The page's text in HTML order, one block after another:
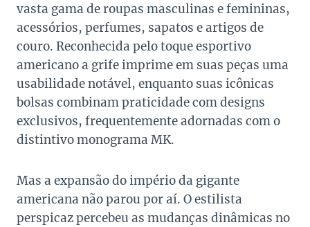
vasta gama de roupas masculinas e femininas,
acessórios, perfumes, sapatos e artigos de
couro. Reconhecida pelo toque esportivo
americano a grife imprime em suas peças uma
usabilidade notável, enquanto suas icônicas
bolsas combinam praticidade com designs
exclusivos, frequentemente adornadas com o
distintivo monograma MK.
Mas a expansão do império da gigante
americana não parou por aí. O estilista
perspicaz percebeu as mudanças dinâmicas no